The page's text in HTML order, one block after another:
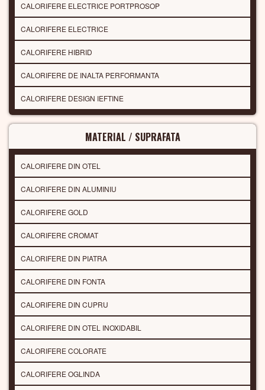
CALORIFERE ELECTRICE PORTPROSOP
CALORIFERE ELECTRICE
CALORIFERE HIBRID
CALORIFERE DE INALTA PERFORMANTA
CALORIFERE DESIGN IEFTINE
MATERIAL / SUPRAFATA
CALORIFERE DIN OTEL
CALORIFERE DIN ALUMINIU
CALORIFERE GOLD
CALORIFERE CROMAT
CALORIFERE DIN PIATRA
CALORIFERE DIN FONTA
CALORIFERE DIN CUPRU
CALORIFERE DIN OTEL INOXIDABIL
CALORIFERE COLORATE
CALORIFERE OGLINDA